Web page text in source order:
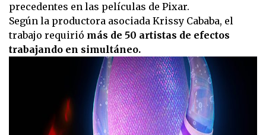
precedentes en las películas de Pixar.
Según la productora asociada Krissy Cababa, el
trabajo requirió más de 50 artistas de efectos
trabajando en simultáneo.